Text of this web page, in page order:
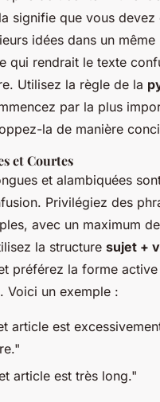
signifie que vous devez
idées dans un même
qui rendrait le texte
Utilisez la règle de la
par la plus
la de manière
et Courtes
et alambiquées
Privilégiez des
avec un maximum
la structure sujet +
préférez la forme active
Voici un exemple :
article est
article est très long."